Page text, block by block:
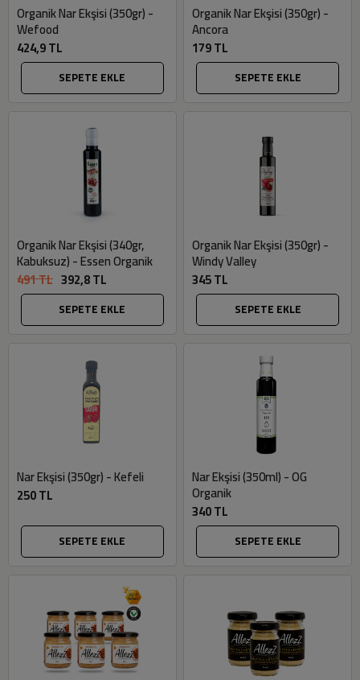
Organik Nar Ekşisi (350gr) -
Wefood
424,9 TL
SEPETE EKLE
Organik Nar Ekşisi (350gr) -
Ancora
179 TL
SEPETE EKLE
Organik Nar Ekşisi (340gr,
Kabuksuz) - Essen Organik
491 TL 392,8 TL
SEPETE EKLE
Organik Nar Ekşisi (350gr) -
Windy Valley
345 TL
SEPETE EKLE
Nar Ekşisi (350gr) - Kefeli
250 TL
SEPETE EKLE
Nar Ekşisi (350ml) - OG
Organik
340 TL
SEPETE EKLE